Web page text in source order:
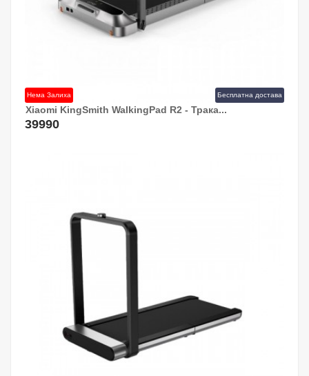
Нема Залиха Бесплатна достава
Xiaomi KingSmith WalkingPad R2 - Трака...
39990